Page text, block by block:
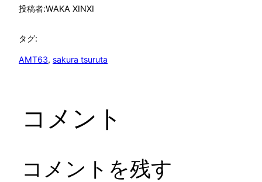
投稿者:WAKA XINXI
タグ:
AMT63, sakura tsuruta
コメント
コメントを残す